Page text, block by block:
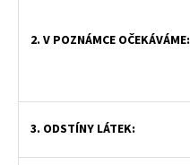
2. V POZNÁMCE OČEKÁVÁME:
3. ODSTÍNY LÁTEK: